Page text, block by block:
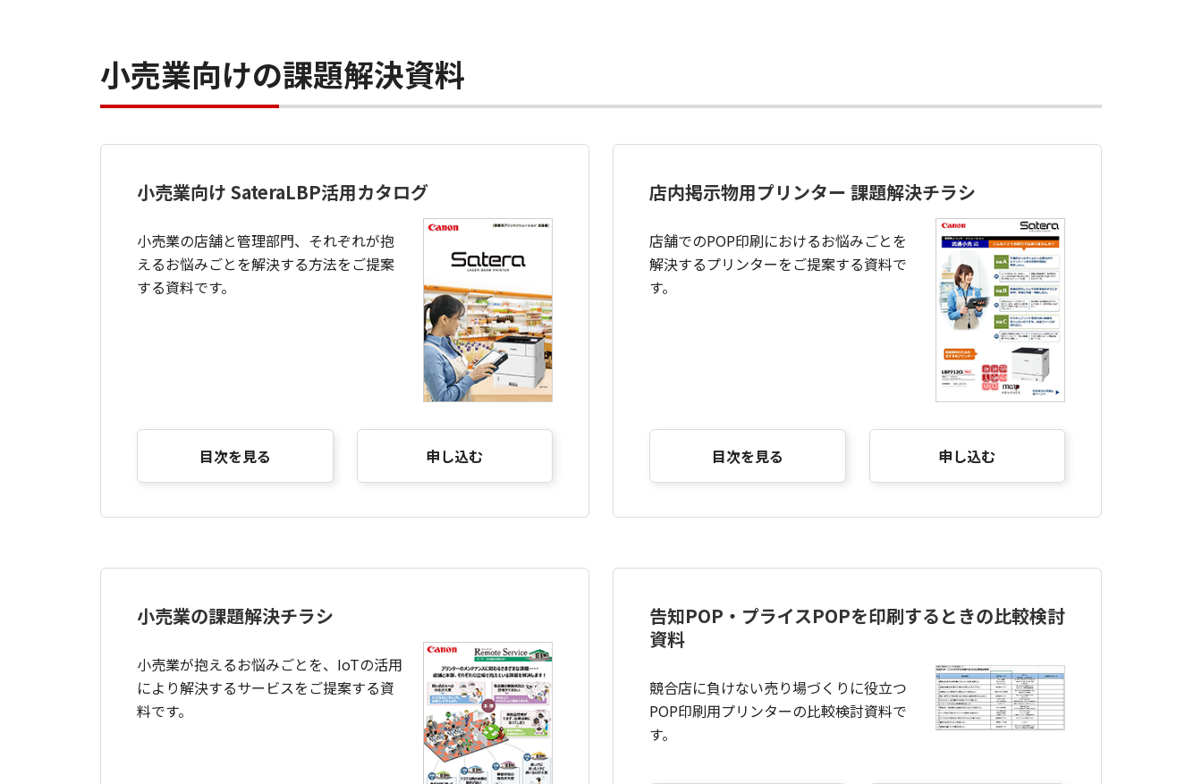
小売業向けの課題解決資料
小売業向け SateraLBP活用カタログ
小売業の店舗と管理部門、それぞれが抱
えるお悩みごとを解決する方法をご提案
する資料です。
目次を見る 申し込む
店内掲示物用プリンター 課題解決チラシ
店舗でのPOP印刷におけるお悩みごとを
解決するプリンターをご提案する資料で
す。
目次を見る 申し込む
小売業の課題解決チラシ
小売業が抱えるお悩みごとを、IoTの活用
により解決するサービスをご提案する資
料です。
告知POP・プライスPOPを印刷するときの比較検討
資料
競合店に負けない売り場づくりに役立つ
POP印刷用プリンターの比較検討資料で
す。